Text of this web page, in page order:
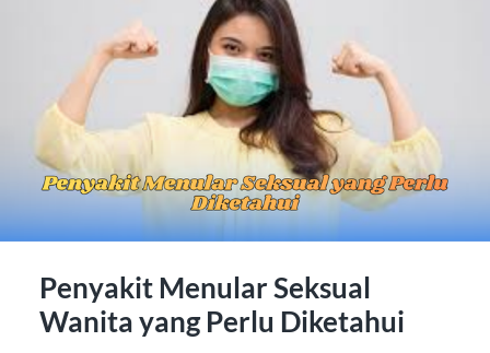
Penyakit Menular Seksual
Wanita yang Perlu Diketahui